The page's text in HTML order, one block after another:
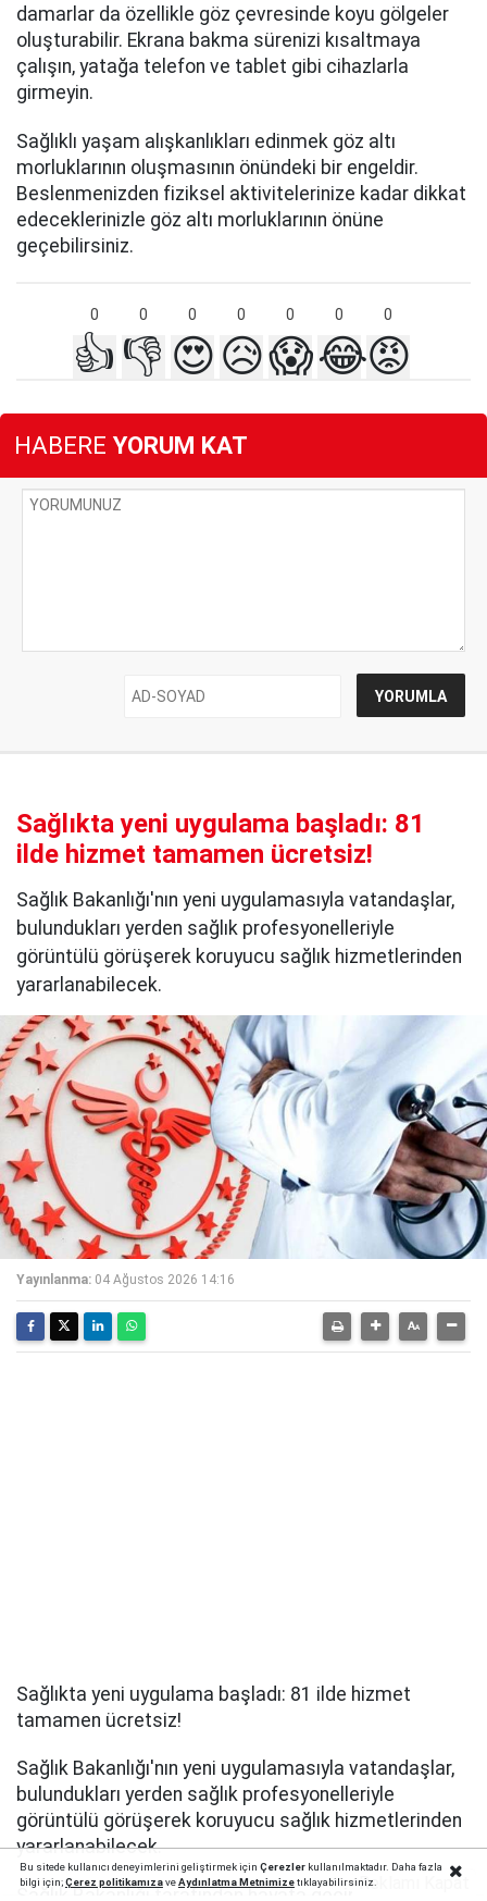
damarlar da özellikle göz çevresinde koyu gölgeler
oluşturabilir. Ekrana bakma sürenizi kısaltmaya
çalışın, yatağa telefon ve tablet gibi cihazlarla
girmeyin.
Sağlıklı yaşam alışkanlıkları edinmek göz altı
morluklarının oluşmasının önündeki bir engeldir.
Beslenmenizden fiziksel aktivitelerinize kadar dikkat
edeceklerinizle göz altı morluklarının önüne
geçebilirsiniz.
0 0 0 0 0 0 0
👍 👎 😍😥😱😂😡
HABERE YORUM KAT
Sağlıkta yeni uygulama başladı: 81
ilde hizmet tamamen ücretsiz!
Sağlık Bakanlığı'nın yeni uygulamasıyla vatandaşlar,
bulundukları yerden sağlık profesyonelleriyle
görüntülü görüşerek koruyucu sağlık hizmetlerinden
yararlanabilecek.
Yayınlanma: 04 Ağustos 2026 14:16
Sağlıkta yeni uygulama başladı: 81 ilde hizmet
tamamen ücretsiz!
Sağlık Bakanlığı'nın yeni uygulamasıyla vatandaşlar,
bulundukları yerden sağlık profesyonelleriyle
görüntülü görüşerek koruyucu sağlık hizmetlerinden
yararlanabilecek.
Bu sitede kullanıcı deneyimlerini geliştirmek için Çerezlerkullanılmaktadır. Daha fazla
bilgi için;Çerez politikamızaveAydınlatma Metnimizetıklayabilirsiniz.Reklamı Kapat